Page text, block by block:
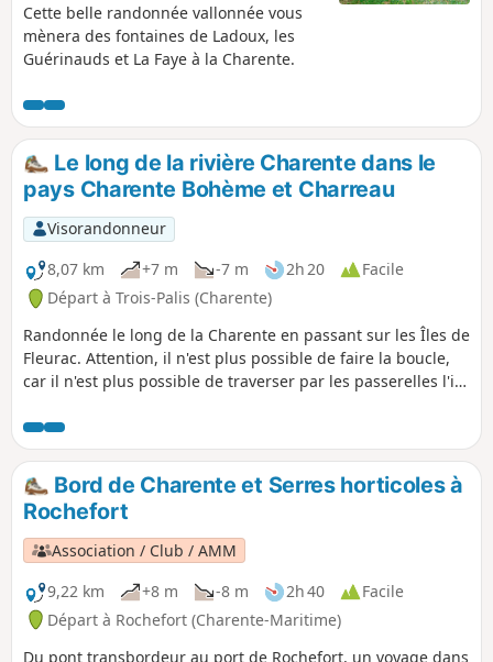
Cette belle randonnée vallonnée vous
mènera des fontaines de Ladoux, les
Guérinauds et La Faye à la Charente.
Le long de la rivière Charente dans le
pays Charente Bohème et Charreau
Visorandonneur
8,07 km
+7 m -7 m 2h 20
Facile
Départ à Trois-Palis (Charente)
Randonnée le long de la Charente en passant sur les Îles de
Fleurac. Attention, il n'est plus possible de faire la boucle,
car il n'est plus possible de traverser par les passerelles l'ile
Bord de Charente et Serres horticoles à
Rochefort
Association / Club / AMM
9,22 km
+8 m -8 m 2h 40
Facile
Départ à Rochefort (Charente-Maritime)
Du pont transbordeur au port de Rochefort, un voyage dans